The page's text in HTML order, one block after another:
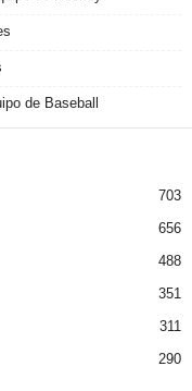
de Baseball
703
656
488
351
311
290